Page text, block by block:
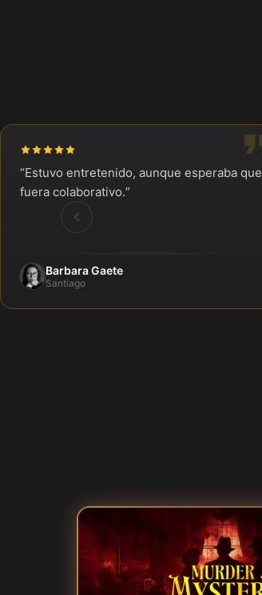
“Estuvo entretenido, aunque esperaba que
fuera colaborativo.”
Barbara Gaete
Santiago